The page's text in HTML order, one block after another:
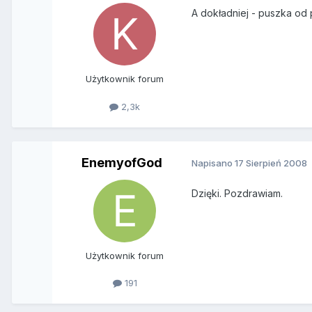
Użytkownik forum
2,3k
A dokładniej - puszka
EnemyofGod
Użytkownik forum
191
Napisano17 Sierpień 2008
Dzięki. Pozdrawiam.